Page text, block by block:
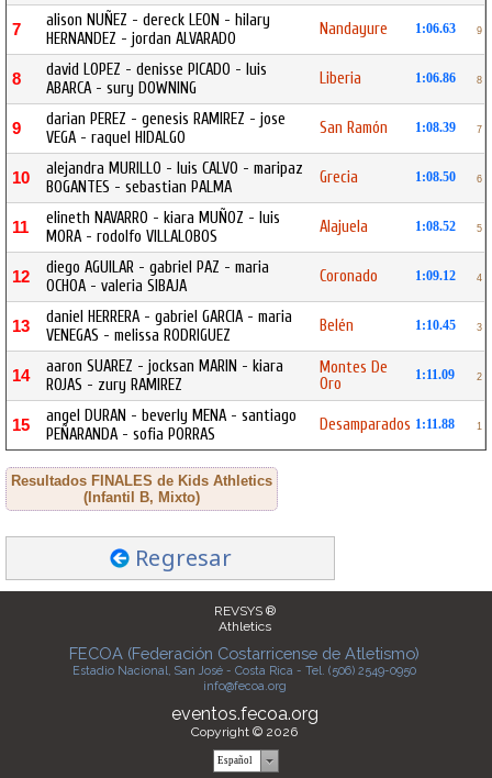
7
alison NUÑEZ - dereck LEON - hilary
HERNANDEZ - jordan ALVARADO
Nandayure 1:06.63 9
8
david LOPEZ - denisse PICADO - luis
ABARCA - sury DOWNING
Liberia 1:06.86 8
9
darian PEREZ - genesis RAMIREZ - jose
VEGA - raquel HIDALGO
San Ramón 1:08.39 7
10
alejandra MURILLO - luis CALVO - maripaz
BOGANTES - sebastian PALMA
Grecia 1:08.50 6
11
elineth NAVARRO - kiara MUÑOZ - luis
MORA - rodolfo VILLALOBOS
Alajuela 1:08.52 5
12
diego AGUILAR - gabriel PAZ - maria
OCHOA - valeria SIBAJA
Coronado 1:09.12 4
13
daniel HERRERA - gabriel GARCIA - maria
VENEGAS - melissa RODRIGUEZ
Belén 1:10.45 3
14
aaron SUAREZ - jocksan MARIN - kiara
ROJAS - zury RAMIREZ
Montes De
Oro
1:11.09 2
15
angel DURAN - beverly MENA - santiago
PEÑARANDA - sofia PORRAS
Desamparados 1:11.88 1
Resultados FINALES de Kids Athletics
(Infantil B, Mixto)
Regresar
REVSYS ®
Athletics
FECOA (Federación Costarricense de Atletismo)
Estadio Nacional, San José - Costa Rica - Tel. (506) 2549-0950
info@fecoa.org
eventos.fecoa.org
Copyright © 2026